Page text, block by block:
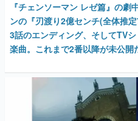
『チェンソーマン レゼ篇』の
ンの『刃渡り2億センチ(全体推
3話のエンディング、そしてTV
楽曲。これまで2番以降が未公開